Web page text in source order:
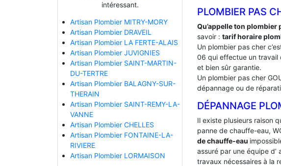
intéressant.
Artisan Plombier MITRY-MORY
Artisan Plombier DRAVEIL
Artisan Plombier LA FERTE-ALAIS
Artisan Plombier JUVIGNIES
Artisan Plombier SAINT-MARTIN-
DU-TERTRE
Artisan Plombier BALAGNY-SUR-
THERAIN
Artisan Plombier SAINT-REMY-LA-
VANNE
Artisan Plombier CHELLES
Artisan Plombier FONTAINE-LA-
RIVIERE
Artisan Plombier LORMAISON
PLOMBIER PAS
Qu’appelle ton plombier
savoir : tarif horaire
Un plombier pas cher
06 qui effectue un travail
et bien sûr garantie.
Un plombier pas cher
dépannage ou de
DÉPANNAGE
Il existe plusieurs raison
panne de chauffe-eau,
de chauffe-eau
assuré par une équipe
travaux nécessaires à la